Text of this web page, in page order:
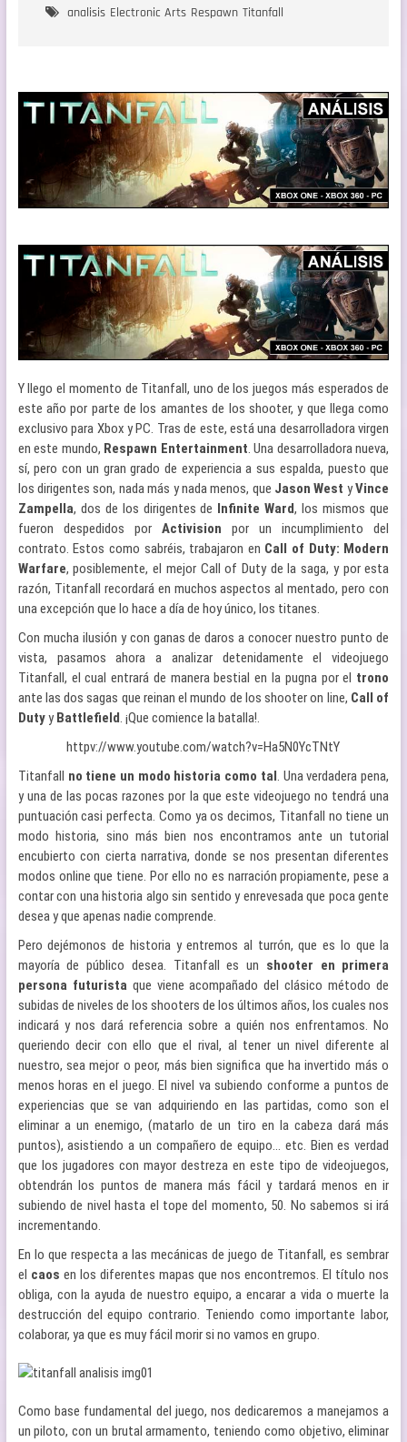
analisis Electronic Arts Respawn Titanfall
Y llego el momento de Titanfall, uno de los juegos más esperados de
este año por parte de los amantes de los shooter, y que llega como
exclusivo para Xbox y PC. Tras de este, está una desarrolladora virgen
en este mundo, Respawn Entertainment. Una desarrolladora nueva,
sí, pero con un gran grado de experiencia a sus espalda, puesto que
los dirigentes son, nada más y nada menos, que Jason West yVince
Zampella, dos de los dirigentes de Infinite Ward, los mismos que
fueron despedidos por Activision por un incumplimiento del
contrato. Estos como sabréis, trabajaron en Call of Duty: Modern
Warfare, posiblemente, el mejor Call of Duty de la saga, y por esta
razón, Titanfall recordará en muchos aspectos al mentado, pero con
una excepción que lo hace a día de hoy único, los titanes.
Con mucha ilusión y con ganas de daros a conocer nuestro punto de
vista, pasamos ahora a analizar detenidamente el videojuego
Titanfall, el cual entrará de manera bestial en la pugna por el trono
ante las dos sagas que reinan el mundo de los shooter on line, Call of
DutyyBattlefield. ¡Que comience la batalla!.
httpv://www.youtube.com/watch?v=Ha5N0YcTNtY
Titanfall no tiene un modo historia como tal. Una verdadera pena,
y una de las pocas razones por la que este videojuego no tendrá una
puntuación casi perfecta. Como ya os decimos, Titanfall no tiene un
modo historia, sino más bien nos encontramos ante un tutorial
encubierto con cierta narrativa, donde se nos presentan diferentes
modos online que tiene. Por ello no es narración propiamente, pese a
contar con una historia algo sin sentido y enrevesada que poca gente
desea y que apenas nadie comprende.
Pero dejémonos de historia y entremos al turrón, que es lo que la
mayoría de público desea. Titanfall es un shooter en primera
persona futuristaque viene acompañado del clásico método de
subidas de niveles de los shooters de los últimos años, los cuales nos
indicará y nos dará referencia sobre a quién nos enfrentamos. No
queriendo decir con ello que el rival, al tener un nivel diferente al
nuestro, sea mejor o peor, más bien significa que ha invertido más o
menos horas en el juego. El nivel va subiendo conforme a puntos de
experiencias que se van adquiriendo en las partidas, como son el
eliminar a un enemigo, (matarlo de un tiro en la cabeza dará más
puntos), asistiendo a un compañero de equipo… etc. Bien es verdad
que los jugadores con mayor destreza en este tipo de videojuegos,
obtendrán los puntos de manera más fácil y tardará menos en ir
subiendo de nivel hasta el tope del momento, 50. No sabemos si irá
incrementando.
En lo que respecta a las mecánicas de juego de Titanfall, es sembrar
el caos en los diferentes mapas que nos encontremos. El título nos
obliga, con la ayuda de nuestro equipo, a encarar a vida o muerte la
destrucción del equipo contrario. Teniendo como importante labor,
colaborar, ya que es muy fácil morir si no vamos en grupo.
Como base fundamental del juego, nos dedicaremos a manejamos a
un piloto, con un brutal armamento, teniendo como objetivo, eliminar